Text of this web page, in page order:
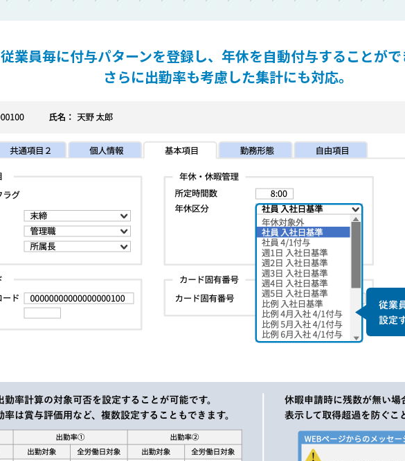
従業員毎に付与パターンを登録し、年休を自動付与することがで
さらに出勤率も考慮した集計にも対応。